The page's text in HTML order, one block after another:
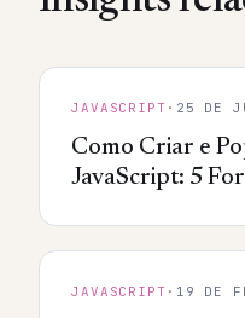
JAVASCRIPT · 25 DE
Como Criar e
JavaScript: 5
JAVASCRIPT · 19 DE